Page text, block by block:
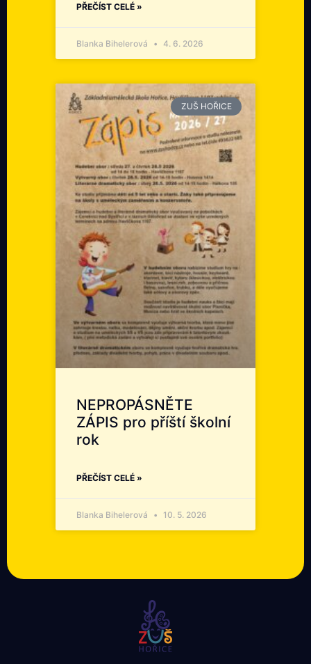
PŘEČÍST CELÉ »
Blanka Bihelerová 4. 6. 2026
ZUŠ HOŘICE
NEPROPÁSNĚTE
ZÁPIS pro příští školní
rok
PŘEČÍST CELÉ »
Blanka Bihelerová 10. 5. 2026